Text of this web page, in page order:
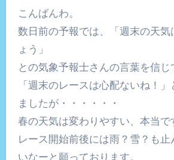
こんばんわ。
数日前の予報では、「週末の天気
ょう」
との気象予報士さんの言葉を信じ
「週末のレースは心配ないね！
ましたが・・・・・・
春の天気は変わりやすい、本当で
レース開始前後には雨？雪？も止
いなーと願っております。